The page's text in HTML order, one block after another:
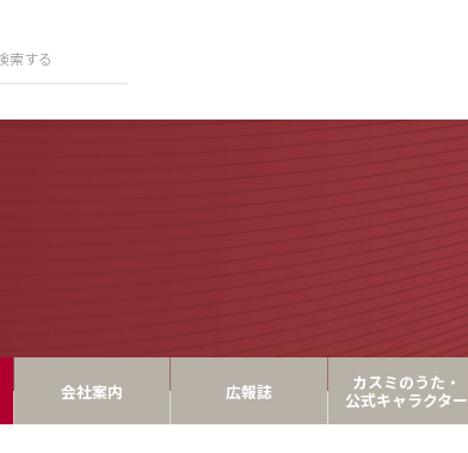
会社案内 広報誌 カスミのうた・
公式キャラクター